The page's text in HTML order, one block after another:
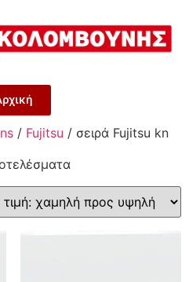
/ Fujitsu / σειρά Fujitsu kn